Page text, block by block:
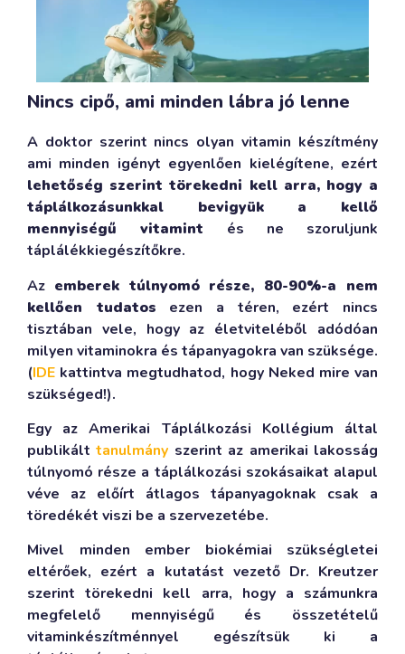
Nincs cipő, ami minden lábra jó lenne
A doktor szerint nincs olyan vitamin készítmény
ami minden igényt egyenlően kielégítene, ezért
lehetőség szerint törekedni kell arra, hogy a
táplálkozásunkkal bevigyük a kellő
mennyiségű vitamint és ne szoruljunk
táplálékkiegészítőkre.
Az emberek túlnyomó része, 80-90%-a nem
kellően tudatos ezen a téren, ezért nincs
tisztában vele, hogy az életviteléből adódóan
milyen vitaminokra és tápanyagokra van szüksége.
(IDE kattintva megtudhatod, hogy Neked mire van
szükséged!).
Egy az Amerikai Táplálkozási Kollégium által
publikálttanulmány szerint az amerikai lakosság
túlnyomó része a táplálkozási szokásaikat alapul
véve az előírt átlagos tápanyagoknak csak a
töredékét viszi be a szervezetébe.
Mivel minden ember biokémiai szükségletei
eltérőek, ezért a kutatást vezető Dr. Kreutzer
szerint törekedni kell arra, hogy a számunkra
megfelelő mennyiségű és összetételű
vitaminkészítménnyel egészítsük ki a